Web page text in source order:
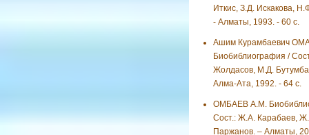
Иткис, З.Д. Искакова,
- Алматы, 1993. - 60 с.
Ашим Курамбаевич
Биобиблиография /
Жолдасов, М.Д.
Алма-Ата, 1992. - 64 с.
ОМБАЕВ А.М.
Сост.: Ж.А. Карабаев,
Паржанов. – Алматы,